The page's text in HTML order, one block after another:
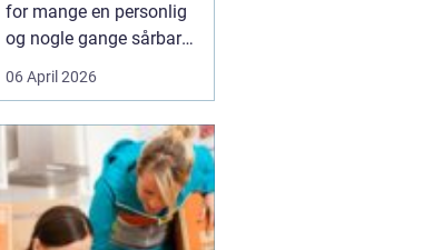
for mange en personlig
og nogle gange sårbar
beslutning. Man skal
både føle sig tryg, hørt
storby som København
kan det være svært at
danne sig overblik over
de mange muligheder,
06 April 2026